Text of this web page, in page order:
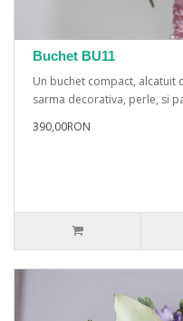
Buchet BU11
Un buchet compact, alcatuit
sarma decorativa, perle, si
390,00RON